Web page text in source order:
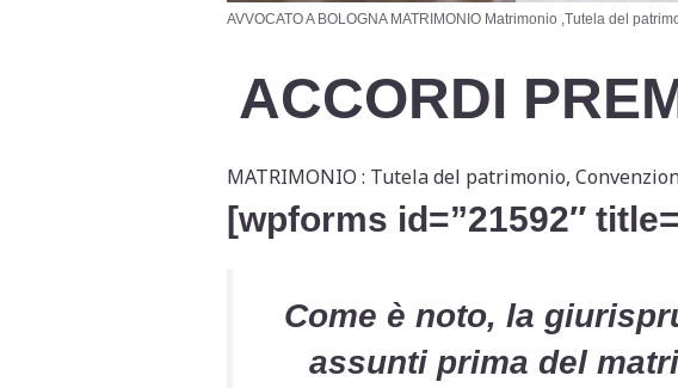
AVVOCATO A BOLOGNA MATRIMONIO Matrimonio ,Tutela del
ACCORDI
MATRIMONIO : Tutela del patrimonio,
[wpforms id=”21592″
Come è noto, la
assunti prima del